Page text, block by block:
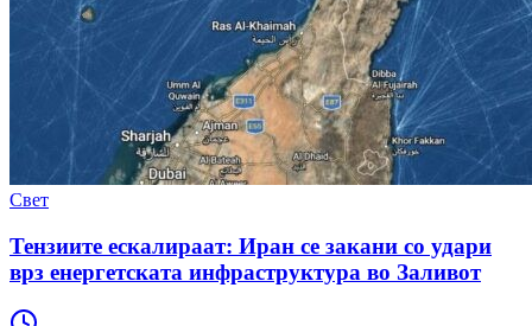
Свет
Тензиите ескалираат: Иран се закани со удари
врз енергетската инфраструктура во Заливот